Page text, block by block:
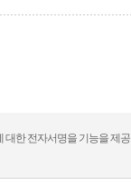
대한 전자서명을 기능을 제공